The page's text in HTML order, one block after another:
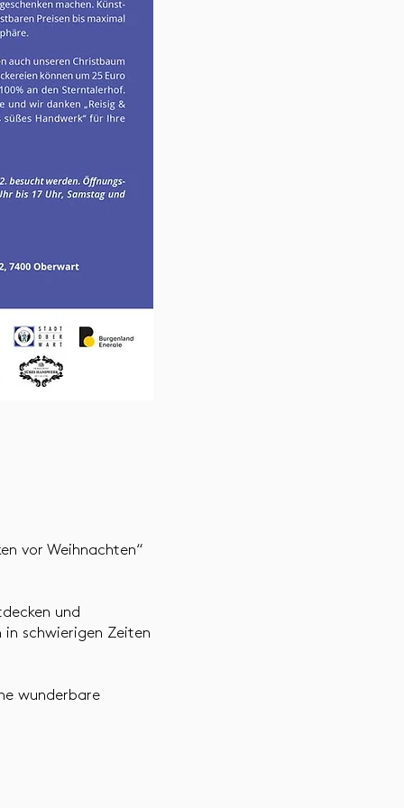
vor Weihnachten“
und
in schwierigen Zeiten
wunderbare